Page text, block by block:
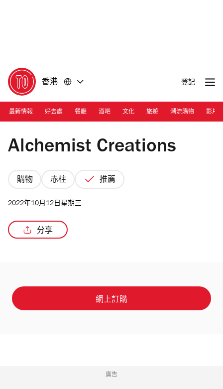
香港 登記
最新情報 好去處 餐廳 酒吧 文化 旅遊 潮流購物 影片
Photograph: Courtesy Alchemist Creations
Alchemist Creations
購物 赤柱 推薦
2022年10月12日星期三
分享
網上訂購
廣告